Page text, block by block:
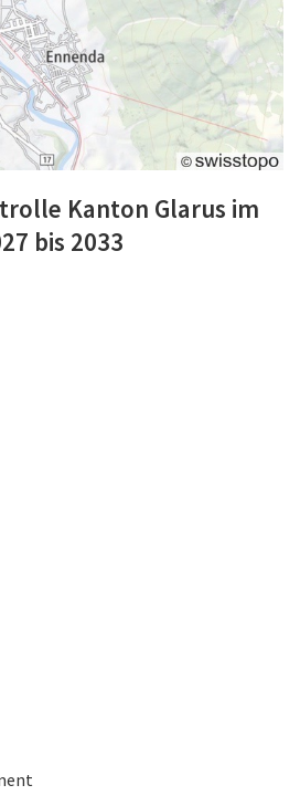
Kanton Glarus im
bis 2033